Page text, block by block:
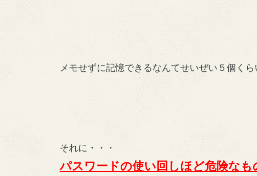
メモせずに記憶できるなんてせいぜい ５個く
それに・・・
パスワードの使い回しほど危険なも